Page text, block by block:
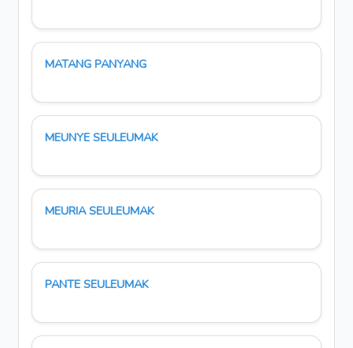
MATANG PANYANG
MEUNYE SEULEUMAK
MEURIA SEULEUMAK
PANTE SEULEUMAK